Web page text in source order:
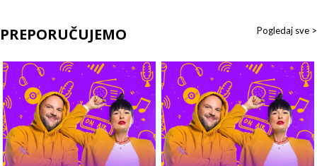
PREPORUČUJEMO Pogledaj sve >